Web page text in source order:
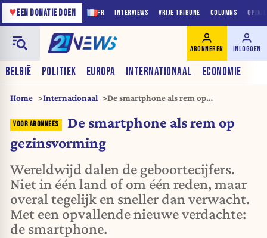
FR INTERVIEWS VRIJE TRIBUNE COLUMNS
♥EEN DONATIE DOEN
BELGIË POLITIEK EUROPA INTERNATIONAAL ECONOMIE
ABONNEREN INLOGGEN
Home Internationaal
De smartphone als rem op
De smartphone als rem op
gezinsvorming
Wereldwijd dalen de geboortecijfers.
Niet in één land of om één reden, maar
overal tegelijk en sneller dan verwacht.
Met een opvallende nieuwe verdachte:
de smartphone.